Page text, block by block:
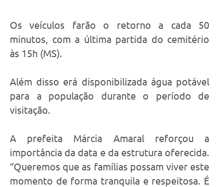
Os veículos farão o retorno a cada 50
minutos, com a última partida do cemitério
às 15h (MS).
Além disso erá disponibilizada água potável
para a população durante o período de
visitação.
A prefeita Márcia Amaral reforçou a
importância da data e da estrutura oferecida.
“Queremos que as famílias possam viver este
momento de forma tranquila e respeitosa. É